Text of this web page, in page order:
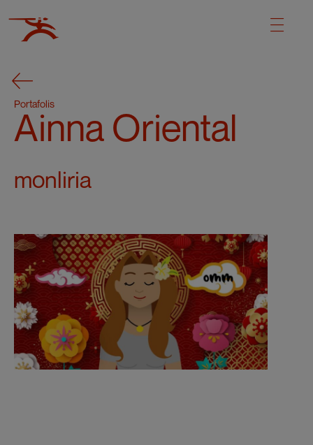
Portafolis
Ainna Oriental
monliria